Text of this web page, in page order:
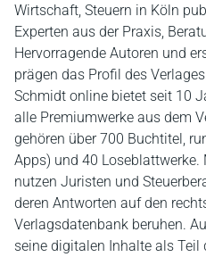
Wirtschaft, Steuern in Köln
Experten aus der Praxis,
Hervorragende Autoren und
prägen das Profil des
Schmidt online bietet seit 10
alle Premiumwerke aus dem
gehören über 700 Buchtitel,
Apps) und 40
nutzen Juristen und
deren Antworten auf den
Verlagsdatenbank beruhen.
seine digitalen Inhalte als Teil